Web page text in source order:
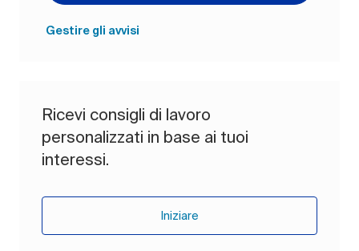
Gestire gli avvisi
Ricevi consigli di lavoro
personalizzati in base ai tuoi
interessi.
Iniziare